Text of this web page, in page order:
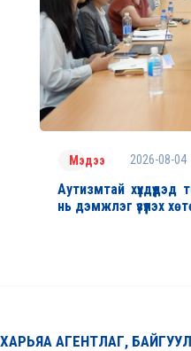
Мэдээ 2026-08-04
Аутизмтай
нь дэмжлэг үзүүлэх
ХАРЬЯА АГЕНТЛАГ,